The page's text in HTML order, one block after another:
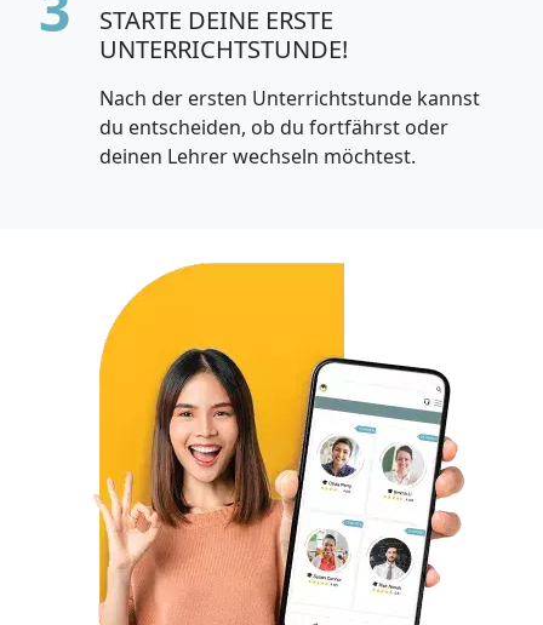
STARTE DEINE ERSTE
UNTERRICHTSTUNDE!
Nach der ersten Unterrichtstunde kannst
du entscheiden, ob du fortfährst oder
deinen Lehrer wechseln möchtest.